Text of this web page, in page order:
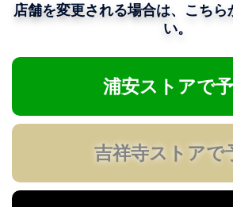
店舗を変更される場合は、こちら
い。
浦安ストアで
吉祥寺ストアで